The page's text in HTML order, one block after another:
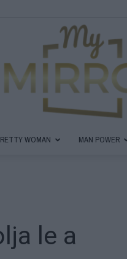
WOMAN MAN POWER
le a